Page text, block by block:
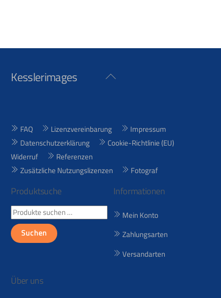
Back
Kesslerimages
FAQ Lizenzvereinbarung
Impressum
Datenschutzerklärung
Cookie-Richtlinie (EU)
Widerruf
Referenzen
Zusätzliche Nutzungslizenzen
Fotograf
Produktsuche
Suchen
nach:
Suchen
Informationen
Mein Konto
Zahlungsarten
Versandarten
Über uns